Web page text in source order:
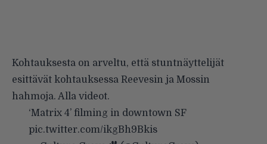
Kohtauksesta on arveltu, että stuntnäyttelijät
esittävät kohtauksessa Reevesin ja Mossin
hahmoja. Alla videot.
‘Matrix 4’ filming in downtown SF
pic.twitter.com/ikgBh9Bkis